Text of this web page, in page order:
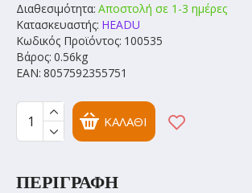
Διαθεσιμότητα: Αποστολή σε 1-3 ημέρες
Κατασκευαστής: HEADU
Κωδικός Προϊόντος: 100535
Βάρος: 0.56kg
EAN: 8057592355751
ΚΑΛΆΘΙ
ΠΕΡΙΓΡΑΦΉ